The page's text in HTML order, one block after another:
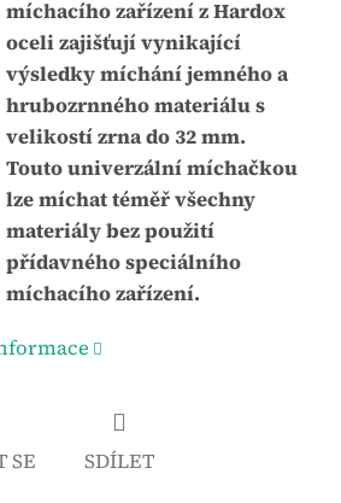
míchacího zařízení z Hardox
oceli zajišťují vynikající
výsledky míchání jemného a
hrubozrnného materiálu s
velikostí zrna do 32 mm.
Touto univerzální míchačkou
lze míchat téměř všechny
materiály bez použití
přídavného speciálního
míchacího zařízení.
SE SDÍLET